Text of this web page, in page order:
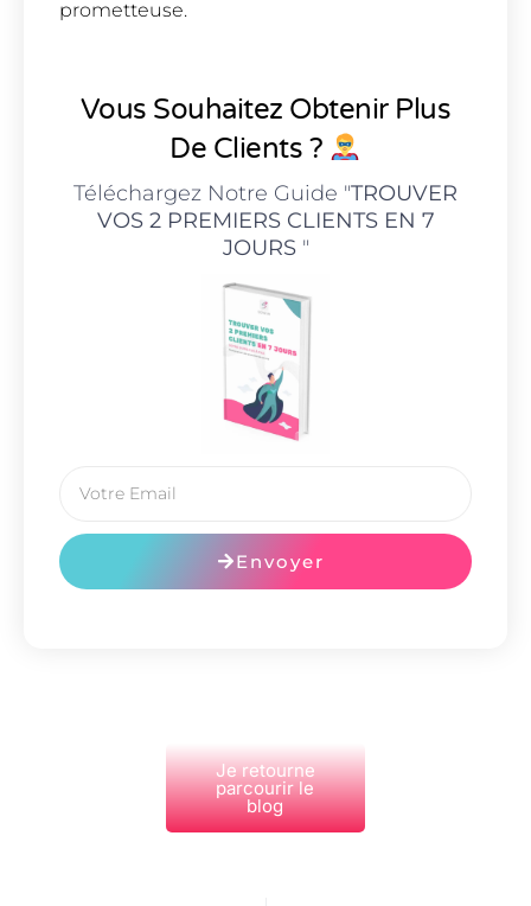
prometteuse.
Vous Souhaitez Obtenir Plus
De Clients ?
Téléchargez Notre Guide "TROUVER
VOS 2 PREMIERS CLIENTS EN 7
JOURS"
Envoyer
Je retourne
parcourir le
blog